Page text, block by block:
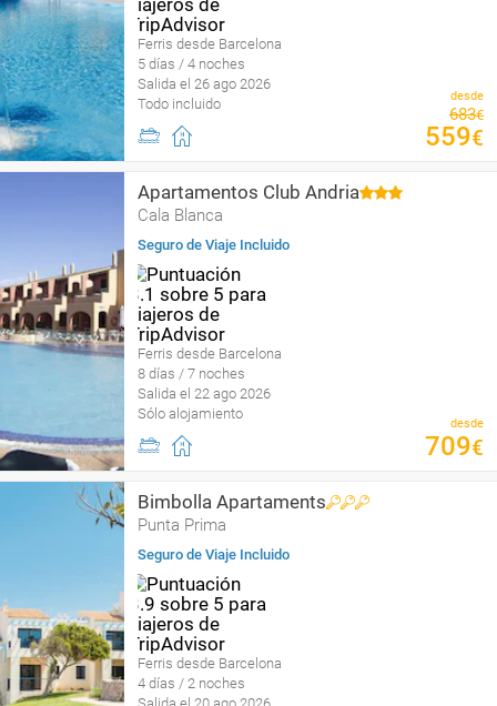
Ferris desde Barcelona
5 días / 4 noches
Salida el 26 ago 2026
Todo incluido
desde
683€
559€
Apartamentos Club Andria
Cala Blanca
Seguro de Viaje Incluido
Ferris desde Barcelona
8 días / 7 noches
Salida el 22 ago 2026
Sólo alojamiento
desde
709€
Bimbolla Apartaments
Punta Prima
Seguro de Viaje Incluido
Ferris desde Barcelona
4 días / 2 noches